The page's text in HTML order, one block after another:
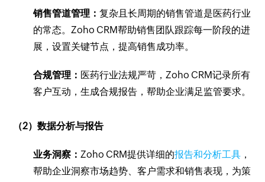
销售管道管理：复杂且长周期的销售管道是医药行业
的常态。Zoho CRM帮助销售团队跟踪每一阶段的进
展，设置关键节点，提高销售成功率。
合规管理： 医药行业法规严苛，Zoho CRM记录所有
客户互动，生成合规报告，帮助企业满足监管要求。
（2）数据分析与报告
业务洞察： Zoho CRM提供详细的报告和分析工具 ，
帮助企业洞察市场趋势、客户需求和销售表现，为策